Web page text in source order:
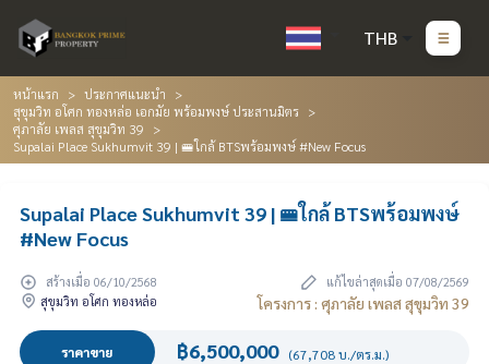
THB
หน้าแรก
ประกาศแนะนำ
สุขุมวิท อโศก ทองหล่อ เอกมัย พร้อมพงษ์ ประสานมิตร
ศุภาลัย เพลส สุขุมวิท 39
Supalai Place Sukhumvit 39 | 🚝ใกล้ BTSพร้อมพงษ์ #New Focus
Supalai Place Sukhumvit 39 | 🚝ใกล้ BTSพร้อมพงษ์
#New Focus
สร้างเมื่อ 06/10/2568
แก้ไขล่าสุดเมื่อ 07/08/2569
สุขุมวิท อโศก ทองหล่อ
โครงการ : ศุภาลัย เพลส สุขุมวิท 39
ราคาขาย ฿6,500,000 (67,708 บ./ตร.ม.)